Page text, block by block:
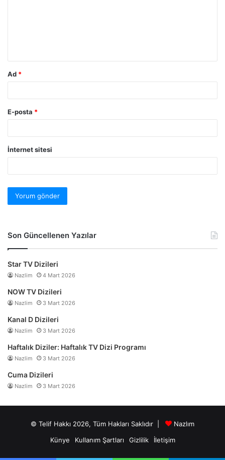
Ad *
E-posta *
İnternet sitesi
Son Güncellenen Yazılar
Star TV Dizileri
Nazlim 4 Mart 2026
NOW TV Dizileri
Nazlim 3 Mart 2026
Kanal D Dizileri
Nazlim 3 Mart 2026
Haftalık Diziler: Haftalık TV Dizi Programı
Nazlim 3 Mart 2026
Cuma Dizileri
Nazlim 3 Mart 2026
© Telif Hakkı 2026, Tüm Hakları Saklıdır |
Nazlım
Künye
Kullanım Şartları Gizlilik İletişim